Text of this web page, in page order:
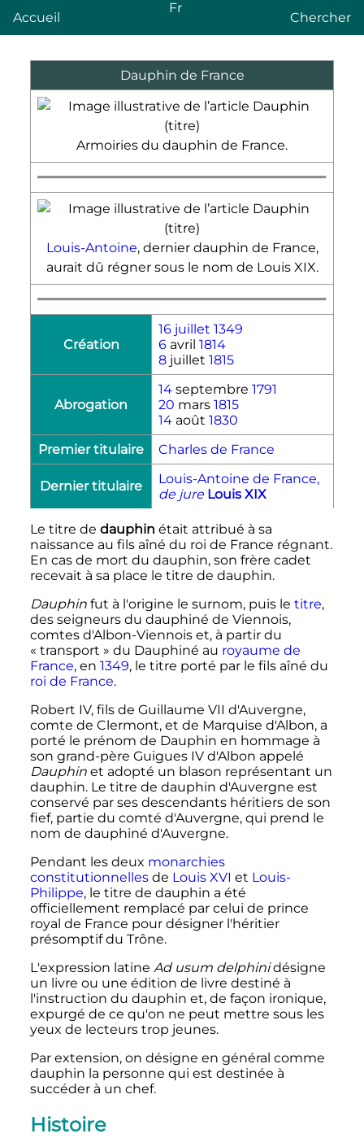
Accueil
Fr
Chercher
Dauphin de France
Armoiries du dauphin de France.
Louis-Antoine, dernier dauphin de France,
aurait dû régner sous le nom de Louis XIX.
Création
16 juillet 1349
6 avril 1814
8 juillet 1815
Abrogation
14 septembre 1791
20 mars 1815
14 août 1830
Premier titulaire
Charles de France
Dernier titulaire
Louis-Antoine de France,
de jure Louis XIX
Le titre de dauphin était attribué à sa
naissance au fils aîné du roi de France régnant.
En cas de mort du dauphin, son frère cadet
recevait à sa place le titre de dauphin.
Dauphinfut à l'origine le surnom, puis le titre,
des seigneurs du dauphiné de Viennois,
comtes d'Albon-Viennois et, à partir du
« transport » du Dauphiné au royaume de
France, en 1349, le titre porté par le fils aîné du
roi de France.
Robert IV, fils de Guillaume VII d'Auvergne,
comte de Clermont, et de Marquise d'Albon, a
porté le prénom de Dauphin en hommage à
son grand-père Guigues IV d'Albon appelé
Dauphinet adopté un blason représentant un
dauphin. Le titre de dauphin d'Auvergne est
conservé par ses descendants héritiers de son
fief, partie du comté d'Auvergne, qui prend le
nom de dauphiné d'Auvergne.
Pendant les deux monarchies
constitutionnellesde Louis XVI et Louis-
Philippe, le titre de dauphin a été
officiellement remplacé par celui de prince
royal de France pour désigner l'héritier
présomptif du Trône.
L'expression latine Ad usum delphinidésigne
un livre ou une édition de livre destiné à
l'instruction du dauphin et, de façon ironique,
expurgé de ce qu'on ne peut mettre sous les
yeux de lecteurs trop jeunes.
Par extension, on désigne en général comme
dauphin la personne qui est destinée à
succéder à un chef.
Histoire